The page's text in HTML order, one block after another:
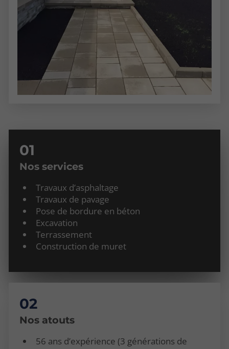
Nos services
Travaux d’asphaltage
Travaux de pavage
Pose de bordure en béton
Excavation
Terrassement
Construction de muret
Nos atouts
56 ans d’expérience (3 générations de